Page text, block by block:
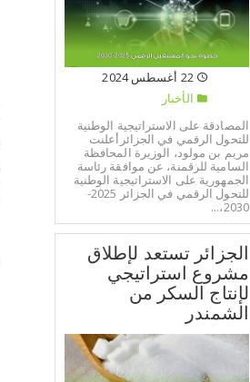
22 أغسطس 2024
الأخبار
المصادقة على الاستراتيجية الوطنية
للتحول الرقمي في الجزائرأعلنت
مريم بن مولود، الوزيرة المحافظة
السامية للرقمنة، عن موافقة رئاسة
الجمهورية على الاستراتيجية الوطنية
للتحول الرقمي في الجزائر 2025-
2030،...
الجزائر تستعد لإطلاق
مشروع استراتيجي
لإنتاج السكر من
الشمندر